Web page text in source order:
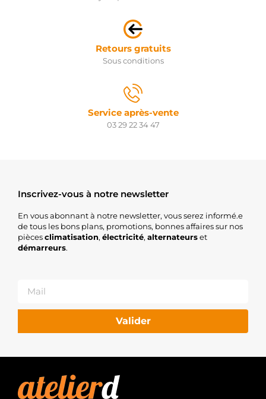
Retours gratuits
Sous conditions
Service après-vente
03 29 22 34 47
Inscrivez-vous à notre newsletter
En vous abonnant à notre newsletter, vous serez informé.e
de tous les bons plans, promotions, bonnes affaires sur nos
piècesclimatisation, électricité, alternateurset
démarreurs.
Valider